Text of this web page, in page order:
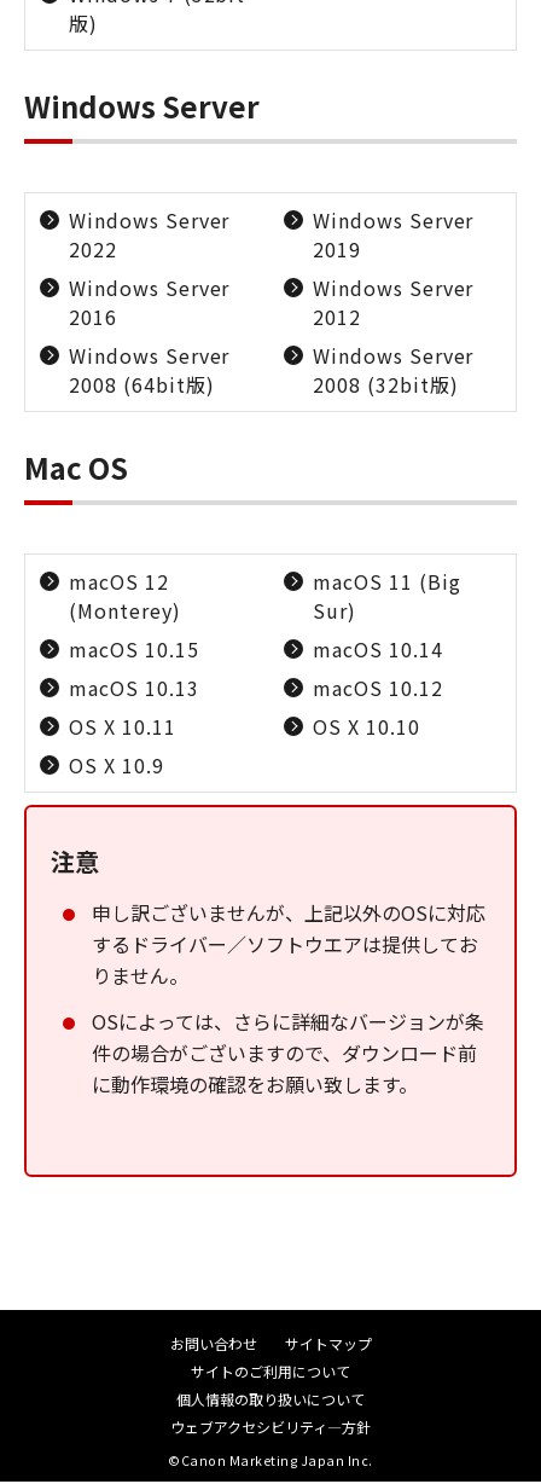
版)
Windows Server
Windows Server
2022
Windows Server
2019
Windows Server
2016
Windows Server
2012
Windows Server
2008 (64bit版)
Windows Server
2008 (32bit版)
Mac OS
macOS 12
(Monterey)
macOS 11 (Big
Sur)
macOS 10.15
macOS 10.14
macOS 10.13
macOS 10.12
OS X 10.11
OS X 10.10
OS X 10.9
注意
申し訳ございませんが、上記以外のOSに対応
するドライバー／ソフトウエアは提供してお
りません。
OSによっては、さらに詳細なバージョンが条
件の場合がございますので、ダウンロード前
に動作環境の確認をお願い致します。
お問い合わせ
サイトマップ
サイトのご利用について
個人情報の取り扱いについて
ウェブアクセシビリティ―方針
©Canon Marketing Japan Inc.